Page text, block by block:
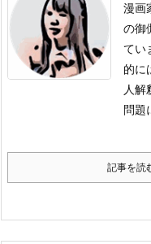
漫画
の御
てい
的に
人解
問題
記事を読